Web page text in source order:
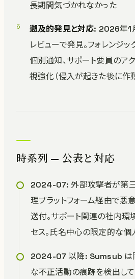
長期間気づかれなかった
遡及的発見と対応: 2026年1
レビューで発見。フォレンジ
個別通知、サポート要員のア
視強化（侵入が起きた後に作
時系列 — 公表と対応
2024-07: 外部攻撃者が第三
理プラットフォーム経由で悪
送付。サポート関連の社内
セス。氏名中心の限定的な
2024-07 以降: Sumsub は
な不正活動の痕跡を検出し